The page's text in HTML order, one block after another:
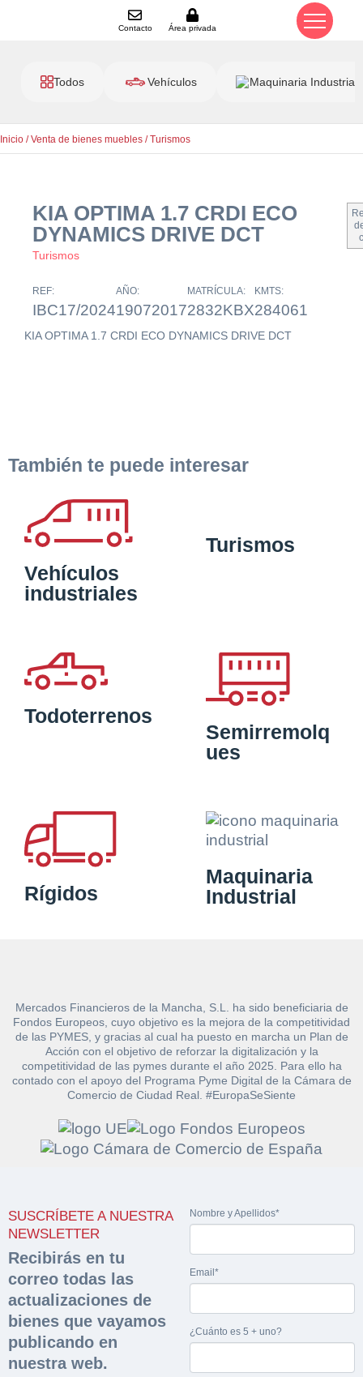
Contacto Área privada
Todos Vehículos Maquinaria Industrial
Inicio /Venta de bienes muebles /Turismos
KIA OPTIMA 1.7 CRDI ECO
DYNAMICS DRIVE DCT
Turismos
REF:
IBC17/2024
AÑO:
19072017
MATRÍCULA:
2832KBX
KMTS:
284061
KIA OPTIMA 1.7 CRDI ECO DYNAMICS DRIVE DCT
También te puede interesar
Vehículos
industriales
Turismos
Todoterrenos
Semirremolq
ues
Rígidos
Maquinaria
Industrial
Mercados Financieros de la Mancha, S.L. ha sido beneficiaria de
Fondos Europeos, cuyo objetivo es la mejora de la competitividad
de las PYMES, y gracias al cual ha puesto en marcha un Plan de
Acción con el objetivo de reforzar la digitalización y la
competitividad de las pymes durante el año 2025. Para ello ha
contado con el apoyo del Programa Pyme Digital de la Cámara de
Comercio de Ciudad Real. #EuropaSeSiente
SUSCRÍBETE A NUESTRA
NEWSLETTER
Recibirás en tu
correo todas las
actualizaciones de
bienes que vayamos
publicando en
nuestra web.
Nombre y Apellidos*
Email*
¿Cuánto es 5 + uno?
documentación
sobre la peritación
Rellene este formulario y recibirá en su email el
enlace para descargar la documentación
Nombre y Apellidos*
Hacer Oferta
Razón social* CIF/DNI Ofertante*
Teléfono* Email*
Nombre y Apellidos*
Sobre Merfinsa
Venta de bienes muebles
Vehículos